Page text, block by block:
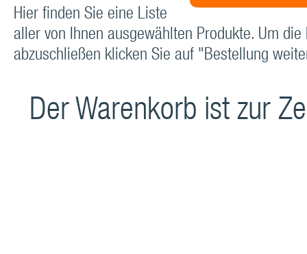
Hier finden Sie eine Liste
aller von Ihnen ausgewählten Produkte. Um die
abzuschließen klicken Sie auf "Bestellung
Der Warenkorb ist zur